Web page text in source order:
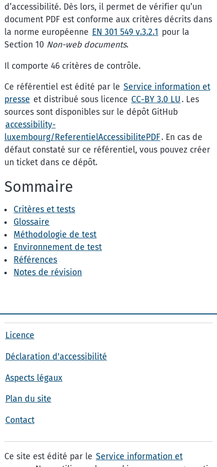
d’accessibilité. Dès lors, il permet de vérifier qu’un
document PDF est conforme aux critères décrits dans
la norme européenne EN 301 549 v.3.2.1 pour la
Section 10 Non-web documents.
Il comporte 46 critères de contrôle.
Ce référentiel est édité par le Service information et
presse et distribué sous licence CC-BY 3.0 LU . Les
sources sont disponibles sur le dépôt GitHub
accessibility-
luxembourg/ReferentielAccessibilitePDF. En cas de
défaut constaté sur ce référentiel, vous pouvez créer
un ticket dans ce dépôt.
Sommaire
Critères et tests
Glossaire
Méthodologie de test
Environnement de test
Références
Notes de révision
Licence
Déclaration d'accessibilité
Aspects légaux
Plan du site
Contact
Ce site est édité par le Service information et